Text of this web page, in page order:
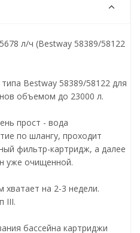
л/ч (Bestway 58389/58122
Bestway 58389/58122 для
объемом до 23000 л.
прост - вода
по шлангу, проходит
фильтр-картридж, а далее
уже очищенной.
хватает на 2-3 недели.
III.
бассейна картриджи